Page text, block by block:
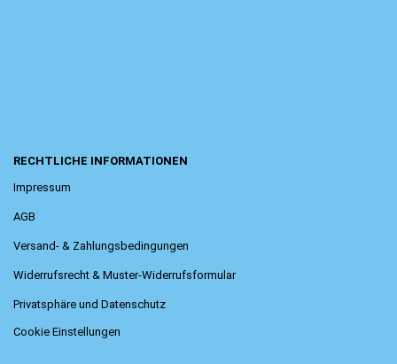
RECHTLICHE INFORMATIONEN
Impressum
AGB
Versand- & Zahlungsbedingungen
Widerrufsrecht & Muster-Widerrufsformular
Privatsphäre und Datenschutz
Cookie Einstellungen